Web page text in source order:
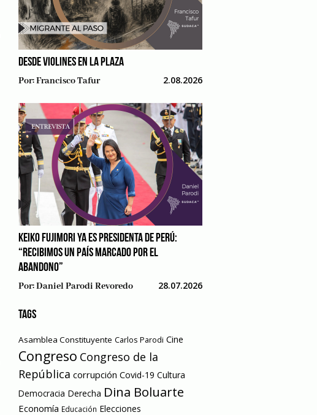
DESDE VIOLINES EN LA PLAZA
Por:Francisco Tafur 2.08.2026
KEIKO FUJIMORI YA ES PRESIDENTA DE PERÚ:
“RECIBIMOS UN PAÍS MARCADO POR EL
ABANDONO”
Por:Daniel Parodi Revoredo 28.07.2026
TAGS
Asamblea Constituyente Carlos Parodi Cine
Congreso Congreso de la
República corrupción Covid-19 Cultura
Democracia Derecha Dina Boluarte
Economía Educación Elecciones